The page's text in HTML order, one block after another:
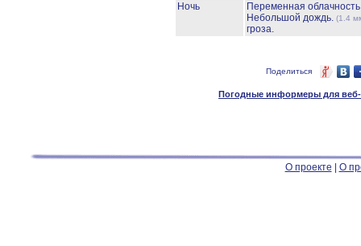
Ночь
Переменная
Небольшой дождь. (1.4
гроза.
Поделиться
Погодные информеры для веб-
О проекте О